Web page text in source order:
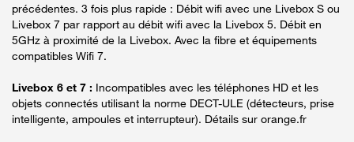
précédentes. 3 fois plus rapide : Débit wifi avec une Livebox S ou
Livebox 7 par rapport au débit wifi avec la Livebox 5. Débit en
5GHz à proximité de la Livebox. Avec la fibre et équipements
compatibles Wifi 7.
Livebox 6 et 7 : Incompatibles avec les téléphones HD et les
objets connectés utilisant la norme DECT-ULE (détecteurs, prise
intelligente, ampoules et interrupteur). Détails sur orange.fr